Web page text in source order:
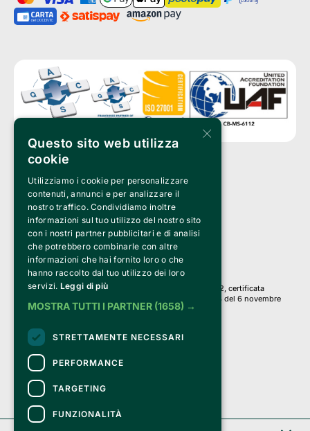
Clappit è un marchio di proprietà di:
Bemils Srl
a Socio Unico
Via Fosse Ardeatine, 4 -20092 Cinisello Balsamo (MI)
PI 05589050961
Iscr. C.C.I.A.A. Milano R.E.A. 1833471
© 2010-2025 Bemils Srl - Tutti i diritti riservati
Credits:
Clappit è basato sulla piattaforma di biglietteria Belive 6.2, certificata
dall’Agenzia delle Entrate con protocollo n. 2025/445474 del 6 novembre
2025.
Su Clappit i tuoi acquisti ed i tuoi dati
sono sicuri e protetti da un certificato SSL
con crittografia a 128 bit.
×
Questo sito web utilizza
cookie
Utilizziamo i cookie per personalizzare
contenuti, annunci e per analizzare il
nostro traffico. Condividiamo inoltre
informazioni sul tuo utilizzo del nostro sito
con i nostri partner pubblicitari e di analisi
che potrebbero combinarle con altre
informazioni che hai fornito loro o che
hanno raccolto dal tuo utilizzo dei loro
servizi. Leggi di più
MOSTRA TUTTI I PARTNER (1658) →
STRETTAMENTE NECESSARI
PERFORMANCE
TARGETING
FUNZIONALITÀ